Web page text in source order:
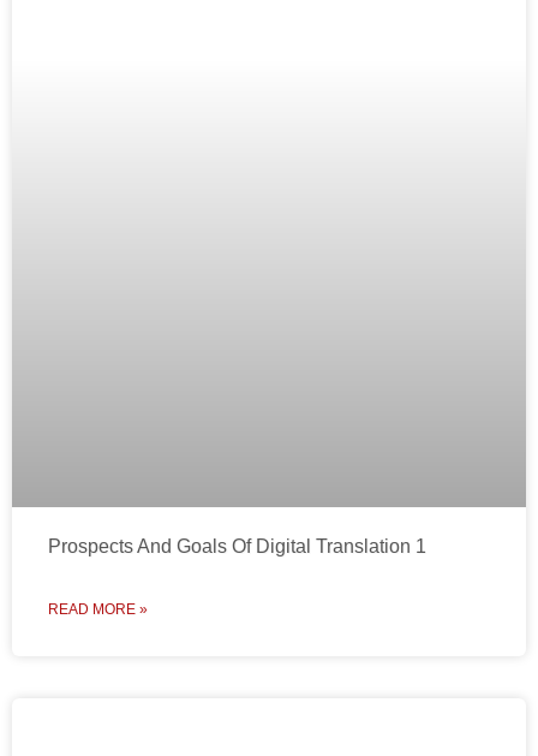
Prospects And Goals Of Digital Translation 1
READ MORE »